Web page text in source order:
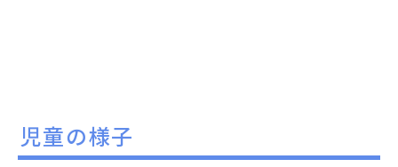
児童の様子